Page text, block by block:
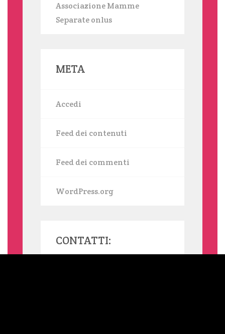
Associazione Mamme
Separate onlus
META
Accedi
Feed dei contenuti
Feed dei commenti
WordPress.org
CONTATTI: